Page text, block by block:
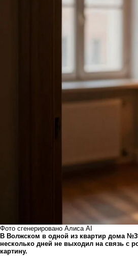
Фото сгенерировано Алиса АI
В Волжском в одной из квартир дома
несколько дней не выходил на связь с
картину.